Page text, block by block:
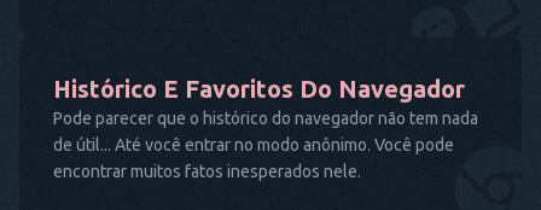
Histórico E Favoritos Do Navegador
Pode parecer que o histórico do navegador não tem nada
de útil... Até você entrar no modo anônimo. Você pode
encontrar muitos fatos inesperados nele.